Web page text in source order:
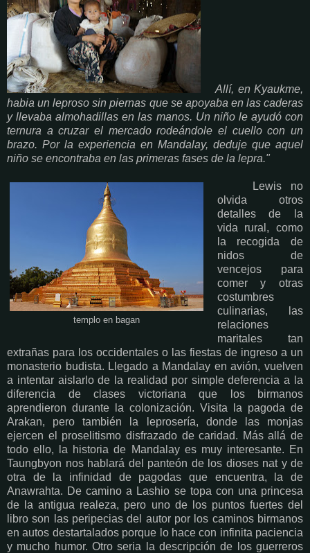
Allí, en Kyaukme,
habia un leproso sin piernas que se apoyaba en las caderas
y llevaba almohadillas en las manos. Un niño le ayudó con
ternura a cruzar el mercado rodeándole el cuello con un
brazo. Por la experiencia en Mandalay, deduje que aquel
niño se encontraba en las primeras fases de la lepra."
templo en bagan
Lewis no
olvida otros
detalles de la
vida rural, como
la recogida de
nidos de
vencejos para
comer y otras
costumbres
culinarias, las
relaciones
maritales tan
extrañas para los occidentales o las fiestas de ingreso a un
monasterio budista. Llegado a Mandalay en avión, vuelven
a intentar aislarlo de la realidad por simple deferencia a la
diferencia de clases victoriana que los birmanos
aprendieron durante la colonización. Visita la pagoda de
Arakan, pero también la leprosería, donde las monjas
ejercen el proselitismo disfrazado de caridad. Más allá de
todo ello, la historia de Mandalay es muy interesante. En
Taungbyon nos hablará del panteón de los dioses nat y de
otra de la infinidad de pagodas que encuentra, la de
Anawrahta. De camino a Lashio se topa con una princesa
de la antigua realeza, pero uno de los puntos fuertes del
libro son las peripecias del autor por los caminos birmanos
en autos destartalados porque lo hace con infinita paciencia
y mucho humor. Otro seria la descripción de los guerreros